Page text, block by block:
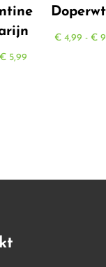
5,99Prijsklasse:
€4,99 - €